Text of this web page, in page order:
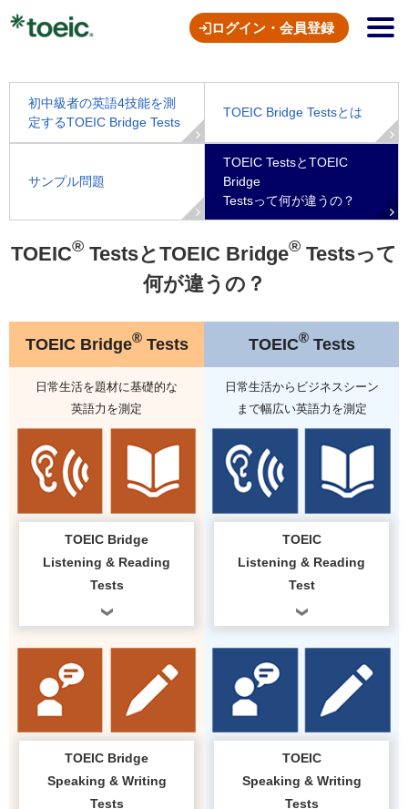
ログイン・会員登録
初中級者の英語4技能を測
定するTOEIC Bridge Tests
TOEIC Bridge Testsとは
サンプル問題
TOEIC TestsとTOEIC
Bridge
Testsって何が違うの？
TOEIC® TestsとTOEIC Bridge® Testsって
何が違うの？
TOEIC Bridge®Tests
日常生活を題材に基礎的な
英語力を測定
TOEIC Bridge
Listening & Reading
Tests
TOEIC Bridge
Speaking & Writing
Tests
TOEIC®Tests
日常生活からビジネスシーン
まで幅広い英語力を測定
TOEIC
Listening & Reading
Test
TOEIC
Speaking & Writing
Tests